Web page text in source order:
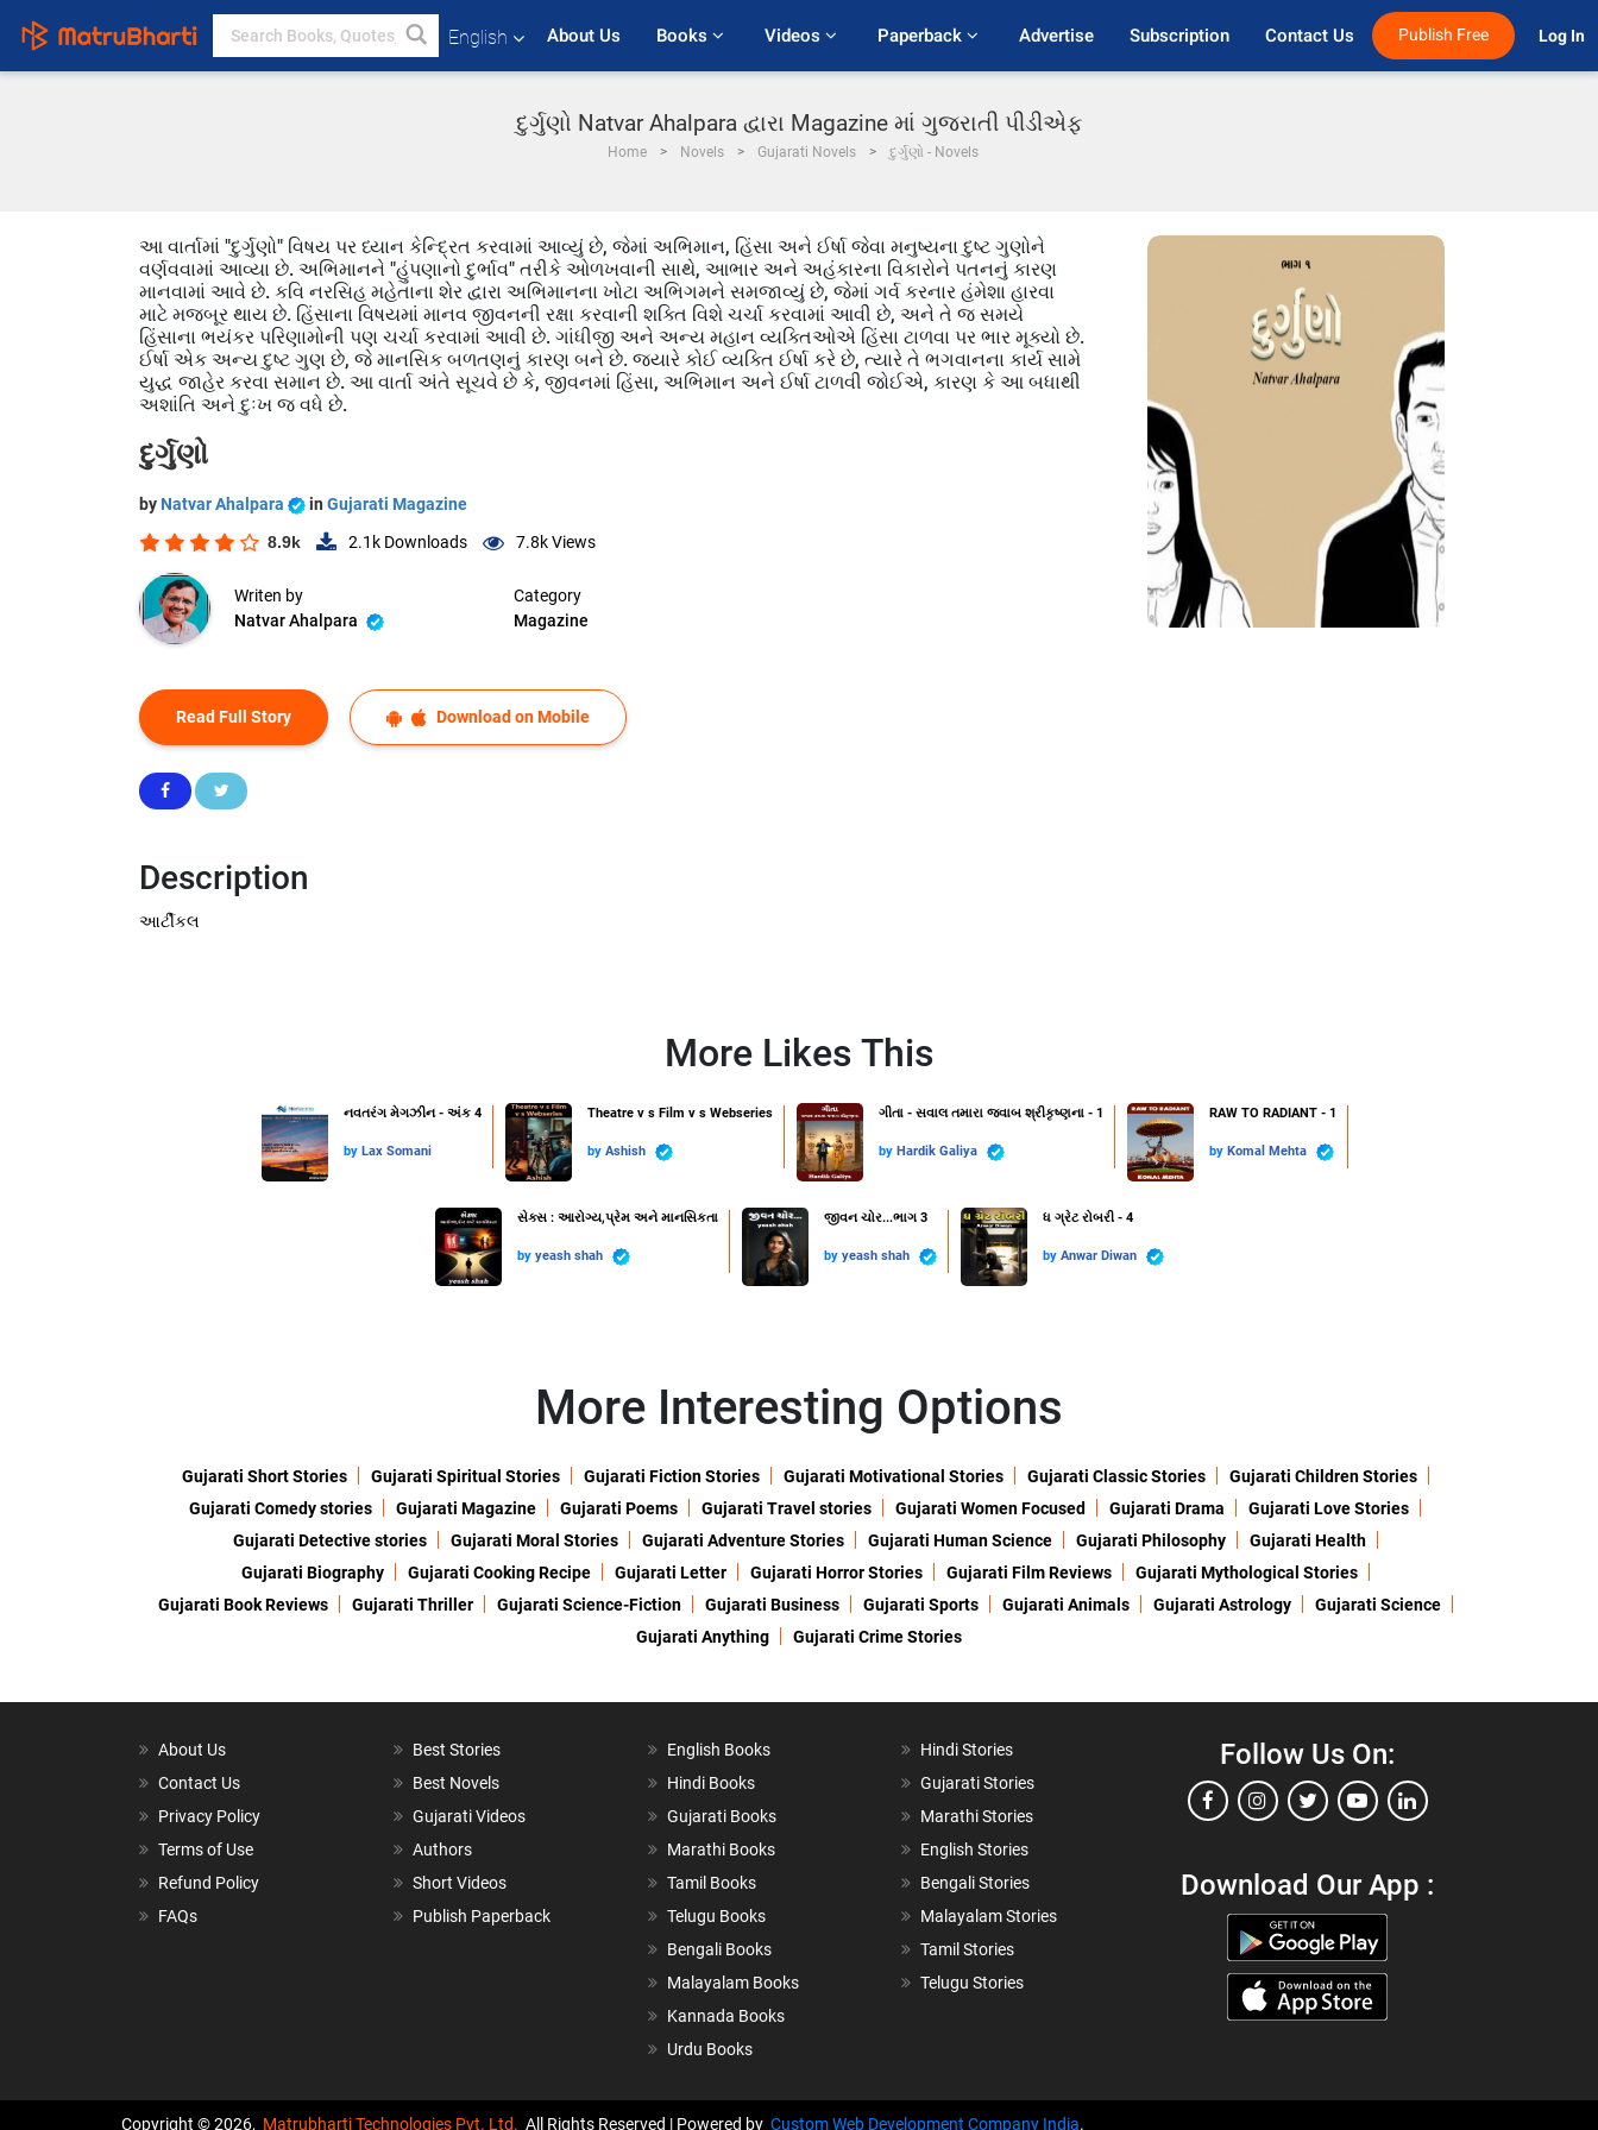
English About Us Books Videos Paperback Advertise Subscription Contact Us Publish Free Log In
દુર્ગુણો Natvar Ahalpara દ્વારા Magazine માં ગુજરાતી પીડીએફ
Home Novels Gujarati Novels દુર્ગુણો - Novels
આ વાર્તામાં "દુર્ગુણો" વિષય પર ધ્યાન કેન્દ્રિત કરવામાં આવ્યું છે, જેમાં અભિમાન, હિંસા અને ઈર્ષા જેવા મનુષ્યના દુષ્ટ ગુણોને
વર્ણવવામાં આવ્યા છે. અભિમાનને "હુંપણાનો દુર્ભાવ" તરીકે ઓળખવાની સાથે, આભાર અને અહંકારના વિકારોને પતનનું કારણ
માનવામાં આવે છે. કવિ નરસિહ મહેતાના શેર દ્વારા અભિમાનના ખોટા અભિગમને સમજાવ્યું છે, જેમાં ગર્વ કરનાર હંમેશા હારવા
માટે મજબૂર થાય છે. હિંસાના વિષયમાં માનવ જીવનની રક્ષા કરવાની શક્તિ વિશે ચર્ચા કરવામાં આવી છે, અને તે જ સમયે
હિંસાના ભયંકર પરિણામોની પણ ચર્ચા કરવામાં આવી છે. ગાંધીજી અને અન્ય મહાન વ્યક્તિઓએ હિંસા ટાળવા પર ભાર મૂક્યો છે.
ઈર્ષા એક અન્ય દુષ્ટ ગુણ છે, જે માનસિક બળતણનું કારણ બને છે. જયારે કોઈ વ્યક્તિ ઈર્ષા કરે છે, ત્યારે તે ભગવાનના કાર્ય સામે
યુદ્ધ જાહેર કરવા સમાન છે. આ વાર્તા અંતે સૂચવે છે કે, જીવનમાં હિંસા, અભિમાન અને ઈર્ષા ટાળવી જોઈએ, કારણ કે આ બધાથી
અશાંતિ અને દુઃખ જ વધે છે.
દુર્ગુણો
by Natvar Ahalpara in Gujarati Magazine
8.9k 2.1k Downloads 7.8kViews
Writen by
Natvar Ahalpara
Category
Magazine
Read Full Story Download on Mobile
Description
આર્ટીકલ
More Likes This
નવતરંગ મેગઝીન - અંક 4
by Lax Somani
Theatre v s Film v s Webseries
by Ashish
ગીતા - સવાલ તમારા જવાબ શ્રીકૃષ્ણના - 1
by Hardik Galiya
RAW TO RADIANT - 1
by Komal Mehta
સેક્સ : આરોગ્ય,પ્રેમ અને માનસિકતા
by yeash shah
જીવન ચોર...ભાગ 3
by yeash shah
ધ ગ્રેટ રોબરી - 4
by Anwar Diwan
More Interesting Options
Gujarati Short Stories Gujarati Spiritual Stories Gujarati Fiction Stories Gujarati Motivational Stories Gujarati Classic Stories
Gujarati Children Stories
Gujarati Comedy stories
Gujarati Magazine Gujarati Poems Gujarati Travel stories Gujarati Women Focused Gujarati Drama
Gujarati Love Stories
Gujarati Detective stories
Gujarati Moral Stories Gujarati Adventure Stories Gujarati Human Science Gujarati Philosophy
Gujarati Health
Gujarati Biography
Gujarati Cooking Recipe Gujarati Letter Gujarati Horror Stories Gujarati Film Reviews
Gujarati Mythological Stories
Gujarati Book Reviews
Gujarati Thriller Gujarati Science-Fiction Gujarati Business Gujarati Sports Gujarati Animals Gujarati Astrology
Gujarati Science
Gujarati Anything
Gujarati Crime Stories
About Us
Contact Us
Privacy Policy
Terms of Use
Refund Policy
FAQs
Best Stories
Best Novels
Gujarati Videos
Authors
Short Videos
Publish Paperback
English Books
Hindi Books
Gujarati Books
Marathi Books
Tamil Books
Telugu Books
Bengali Books
Malayalam Books
Kannada Books
Urdu Books
Hindi Stories
Gujarati Stories
Marathi Stories
English Stories
Bengali Stories
Malayalam Stories
Tamil Stories
Telugu Stories
Follow Us On:
Download Our App :
Copyright © 2026, Matrubharti Technologies Pvt. Ltd. All Rights Reserved | Powered by Custom Web Development Company India.